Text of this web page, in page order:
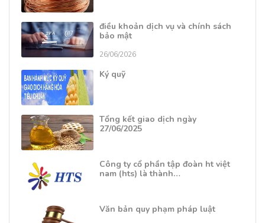
điều khoản dịch vụ và chính sách
bảo mật
26/06/2026
Ký quỹ
Tổng kết giao dịch ngày
27/06/2025
Công ty cổ phần tập đoàn ht việt
nam (hts) là thành…
Văn bản quy phạm pháp luật